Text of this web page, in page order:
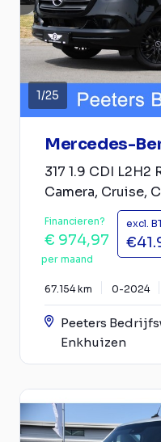
1/25
Mercedes-
317 1.9 CDI
Camera, Cruise,
Financieren?
€ 974,97
per maand
excl.
67.154 km 0-2024
Peeters
Enkhuizen